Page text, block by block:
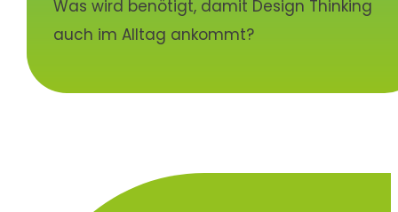
Was wird benötigt, damit Design Thinking
auch im Alltag ankommt?